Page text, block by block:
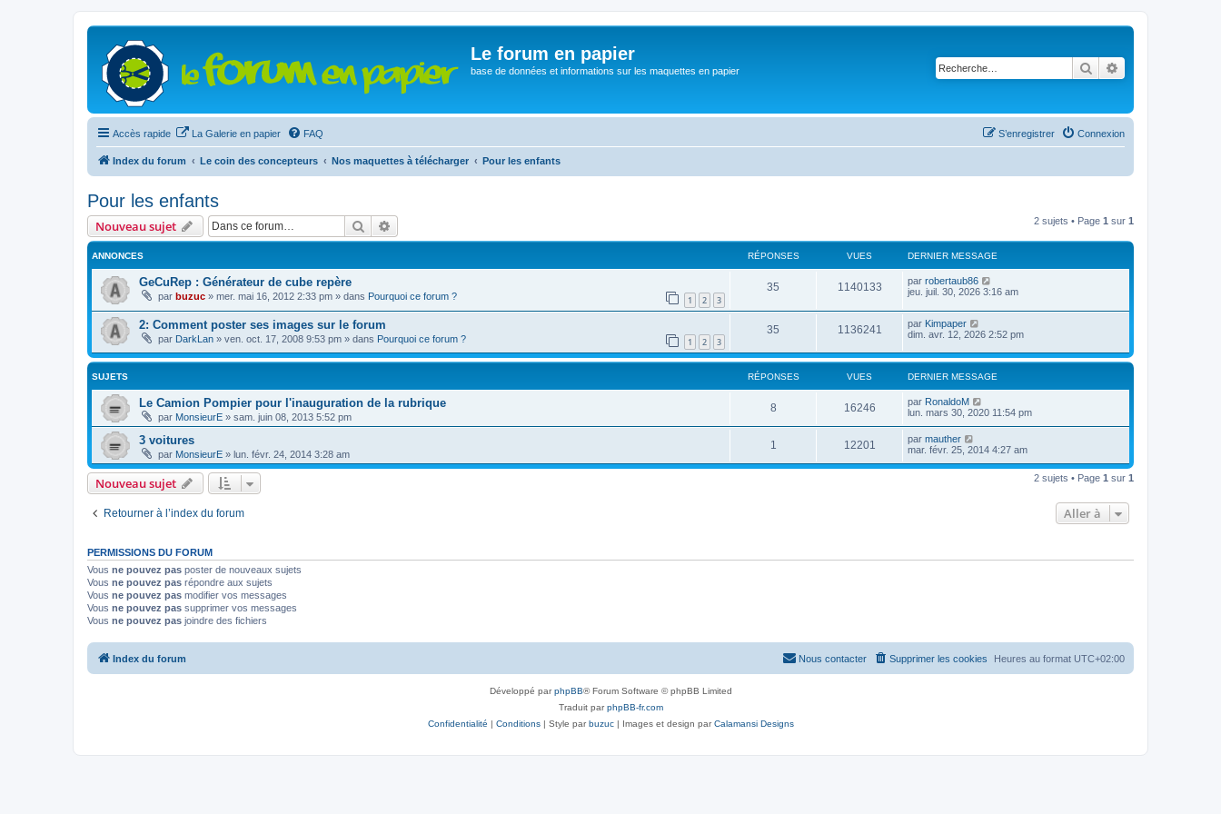
Le forum en papier
base de données et informations sur les maquettes en papier Rechercher
Accès rapide La Galerie en papier FAQ Connexion
S’enregistrer
Index du forum Le coin des concepteurs Nos maquettes à télécharger Pour les enfants
Pour les enfants
Nouveau sujet Rechercher 2 sujets • Page 1 sur 1
ANNONCES RÉPONSES VUES DERNIER MESSAGE
GeCuRep : Générateur de cube repère
par buzuc » mer. mai 16, 2012 2:33 pm » dans Pourquoi ce forum ? 1 2 3
35 1140133 par robertaub86
jeu. juil. 30, 2026 3:16 am
2: Comment poster ses images sur le forum
par DarkLan » ven. oct. 17, 2008 9:53 pm » dans Pourquoi ce forum ? 1 2 3
35 1136241 par Kimpaper
dim. avr. 12, 2026 2:52 pm
SUJETS RÉPONSES VUES DERNIER MESSAGE
Le Camion Pompier pour l'inauguration de la rubrique
par MonsieurE » sam. juin 08, 2013 5:52 pm
8 16246 par RonaldoM
lun. mars 30, 2020 11:54 pm
3 voitures
par MonsieurE » lun. févr. 24, 2014 3:28 am
1 12201 par mauther
mar. févr. 25, 2014 4:27 am
Nouveau sujet 2 sujets • Page 1 sur 1
Retourner à l’index du forum Aller à
PERMISSIONS DU FORUM
Vous ne pouvez pas poster de nouveaux sujets
Vous ne pouvez pas répondre aux sujets
Vous ne pouvez pas modifier vos messages
Vous ne pouvez pas supprimer vos messages
Vous ne pouvez pas joindre des fichiers
Index du forum Heures au format UTC+02:00
Supprimer les cookies
Nous contacter
Développé parphpBB® Forum Software © phpBB Limited
Traduit parphpBB-fr.com
Confidentialité | Conditions| Style parbuzuc| Images et design parCalamansi Designs